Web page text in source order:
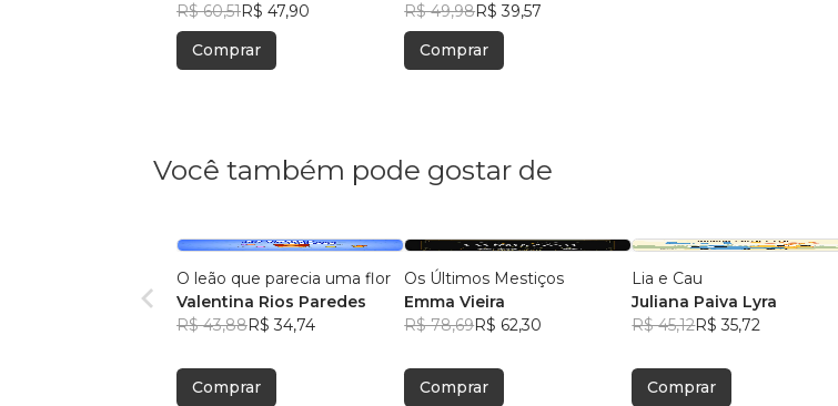
MASCARELLI FILHO
R$ 60,51R$ 47,90
Comprar
MASCARELLI FILHO
R$ 49,98R$ 39,57
Comprar
Você também pode gostar de
O leão que parecia uma flor
Valentina Rios Paredes
R$ 43,88R$ 34,74
Comprar
Os Últimos Mestiços
Emma Vieira
R$ 78,69R$ 62,30
Comprar
Lia e Cau
Juliana Paiva Lyra
R$ 45,12R$ 35,72
Comprar